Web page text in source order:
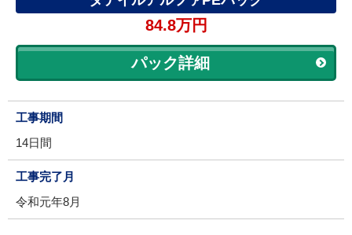
84.8万円
パック詳細
工事期間
14日間
工事完了月
令和元年8月